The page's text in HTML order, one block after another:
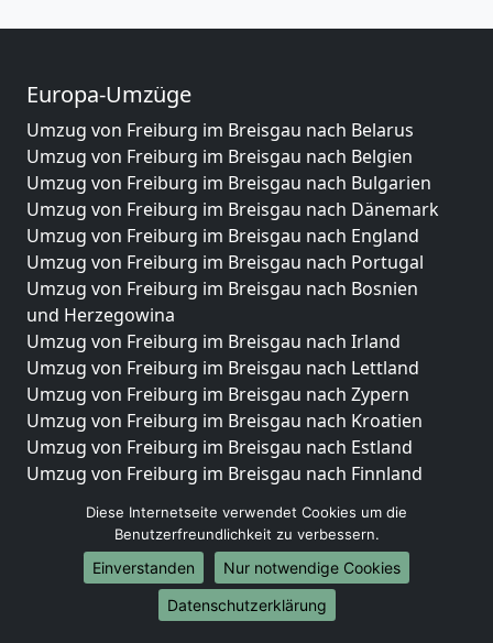
Europa-Umzüge
Umzug von Freiburg im Breisgau nach Belarus
Umzug von Freiburg im Breisgau nach Belgien
Umzug von Freiburg im Breisgau nach Bulgarien
Umzug von Freiburg im Breisgau nach Dänemark
Umzug von Freiburg im Breisgau nach England
Umzug von Freiburg im Breisgau nach Portugal
Umzug von Freiburg im Breisgau nach Bosnien
und Herzegowina
Umzug von Freiburg im Breisgau nach Irland
Umzug von Freiburg im Breisgau nach Lettland
Umzug von Freiburg im Breisgau nach Zypern
Umzug von Freiburg im Breisgau nach Kroatien
Umzug von Freiburg im Breisgau nach Estland
Umzug von Freiburg im Breisgau nach Finnland
Umzug von Freiburg im Breisgau nach Griechenland
Umzug von Freiburg im Breisgau nach Italien
Umzug von Freiburg im Breisgau nach Liechtenstein
Umzug von Freiburg im Breisgau nach Luxemburg
Diese Internetseite verwendet Cookies um die
Benutzerfreundlichkeit zu verbessern.
Einverstanden
Nur notwendige Cookies
Datenschutzerklärung